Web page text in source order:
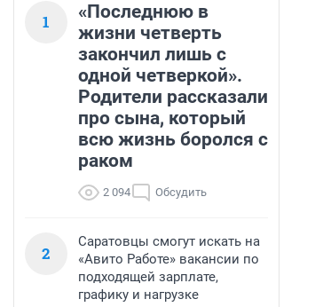
1
«Последнюю в
жизни четверть
закончил лишь с
одной четверкой».
Родители рассказали
про сына, который
всю жизнь боролся с
раком
2 094 Обсудить
2
Саратовцы смогут искать на
«Авито Работе» вакансии по
подходящей зарплате,
графику и нагрузке